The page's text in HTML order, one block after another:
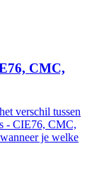
CMC,
verschil tussen
- CIE76, CMC,
je welke